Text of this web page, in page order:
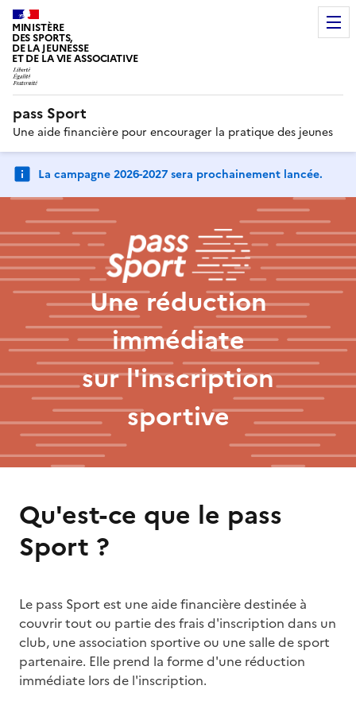
MINISTÈRE
DES SPORTS,
DE LA JEUNESSE
ET DE LA VIE ASSOCIATIVE
pass Sport
Une aide financière pour encourager la pratique des jeunes
La campagne 2026-2027 sera prochainement lancée.
Une réduction
immédiate
sur l'inscription
sportive
Qu'est-ce que le pass
Sport ?
Le pass Sport est une aide financière destinée à
couvrir tout ou partie des frais d'inscription dans un
club, une association sportive ou une salle de sport
partenaire. Elle prend la forme d'une réduction
immédiate lors de l'inscription.